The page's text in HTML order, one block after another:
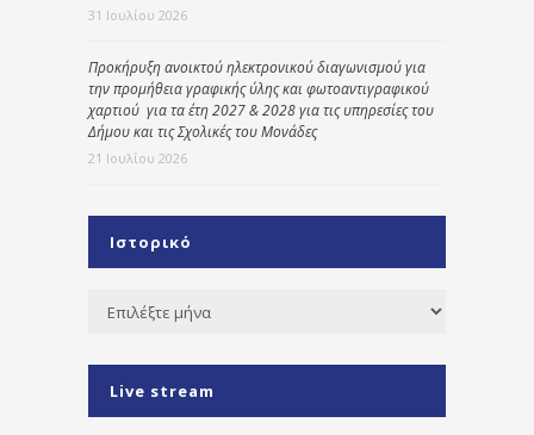
31 Ιουλίου 2026
Προκήρυξη ανοικτού ηλεκτρονικού διαγωνισμού για
την προμήθεια γραφικής ύλης και φωτοαντιγραφικού
χαρτιού για τα έτη 2027 & 2028 για τις υπηρεσίες του
Δήμου και τις Σχολικές του Μονάδες
21 Ιουλίου 2026
Ιστορικό
Ιστορικό
Live stream